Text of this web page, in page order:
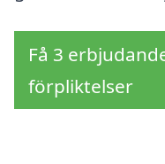
Få 3
förpliktelser